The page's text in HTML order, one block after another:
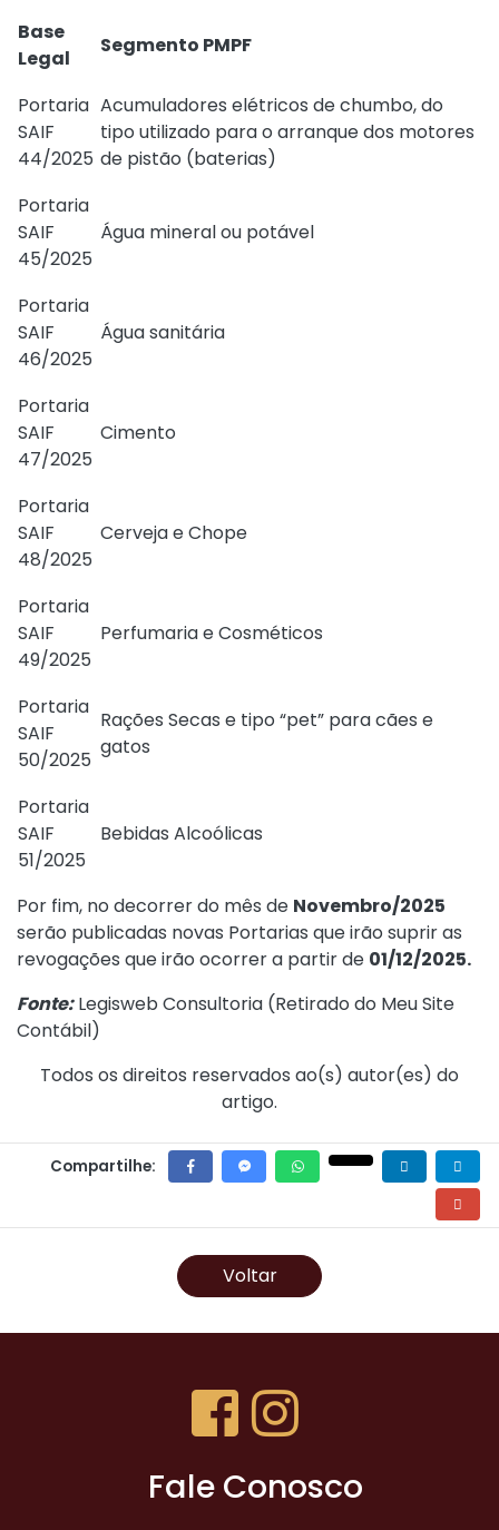
Base
Legal
Segmento PMPF
Portaria
SAIF
44/2025
Acumuladores elétricos de chumbo, do
tipo utilizado para o arranque dos motores
de pistão (baterias)
Portaria
SAIF
45/2025
Água mineral ou potável
Portaria
SAIF
46/2025
Água sanitária
Portaria
SAIF
47/2025
Cimento
Portaria
SAIF
48/2025
Cerveja e Chope
Portaria
SAIF
49/2025
Perfumaria e Cosméticos
Portaria
SAIF
50/2025
Rações Secas e tipo “pet” para cães e
gatos
Portaria
SAIF
51/2025
Bebidas Alcoólicas
Por fim, no decorrer do mês de Novembro/2025
serão publicadas novas Portarias que irão suprir as
revogações que irão ocorrer a partir de 01/12/2025.
Fonte:Legisweb Consultoria (Retirado do Meu Site
Contábil)
Todos os direitos reservados ao(s) autor(es) do
artigo.
Compartilhe:
Voltar
Fale Conosco